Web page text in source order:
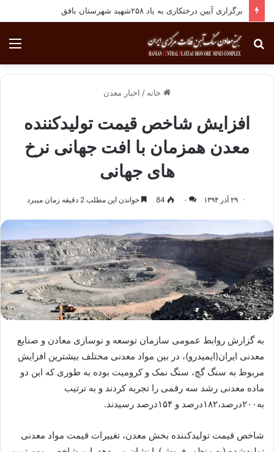
برگزاری آیین درختکاری به یاد ۲۵۸شهید شهرستان بافق
جستجو
برای
خانه / اخبار معدن
افزایش شاخص قیمت تولیدکننده
معدن همزمان با افت جهانی نرخ
های جهانی
۲۹ آذر ۱۳۹۴ ۰ 84 خواندن این مطلب 2 دقیقه زمان میبرد
به گزارش روابط عمومی سازمان توسعه و نوسازی معادن و صنایع
معدنی ایران(ایمیدرو)،‌ در بین مواد معدنی مختلف بیشترین افزایش
مربوط به سنگ گچ،‌ سنگ نمک و کرومیت بوده به طوری که این دو
ماده معدنی رشد سه رقمی را تجربه کردند و به ترتیب
به۲۰۰درصد،‌۱۸۲درصد و ۱۵۴درصد رسیدند.
شاخص قیمت تولیدکننده بخش معدن، تغییرات قیمت مواد معدنی